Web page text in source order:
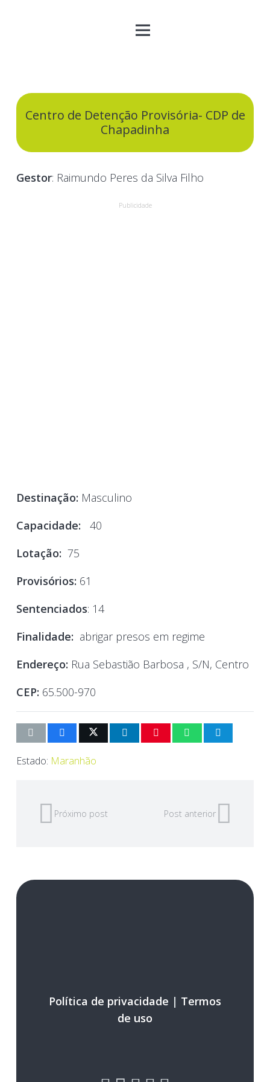
Centro de Detenção Provisória- CDP de
Chapadinha
Gestor: Raimundo Peres da Silva Filho
Publicidade
Destinação: Masculino
Capacidade:
40
Lotação: 75
Provisórios: 61
Sentenciados: 14
Finalidade: abrigar presos em regime
Endereço: Rua Sebastião Barbosa , S/N, Centro
CEP: 65.500-970
Estado: Maranhão
Próximo post Post anterior
Política de privacidade | Termos
de uso